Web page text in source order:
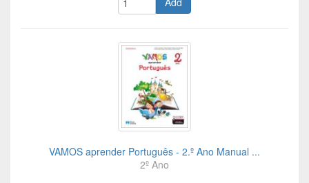
VAMOS aprender Português - 2.º Ano Manual ...
2º Ano